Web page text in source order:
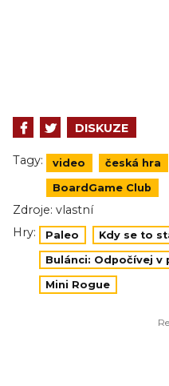
DISKUZE
Tagy: video česká hra
BoardGame Club
Zdroje: vlastní
Hry:
Paleo Kdy se to
Bulánci: Odpočívej v
Mini Rogue